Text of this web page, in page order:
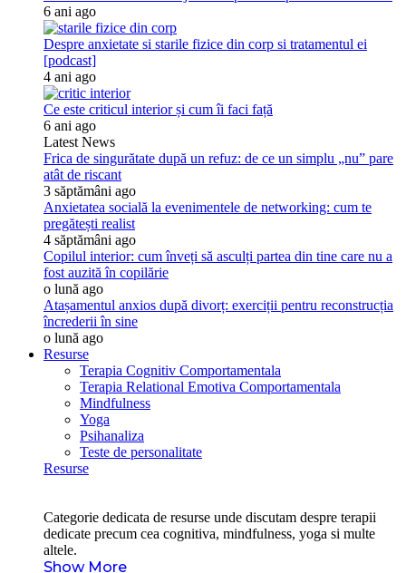
6 ani ago
Despre anxietate si starile fizice din corp si tratamentul ei
[podcast]
4 ani ago
Ce este criticul interior și cum îi faci față
6 ani ago
Latest News
Frica de singurătate după un refuz: de ce un simplu „nu” pare
atât de riscant
3 săptămâni ago
Anxietatea socială la evenimentele de networking: cum te
pregătești realist
4 săptămâni ago
Copilul interior: cum înveți să asculți partea din tine care nu a
fost auzită în copilărie
o lună ago
Atașamentul anxios după divorț: exerciții pentru reconstrucția
încrederii în sine
o lună ago
Resurse
Terapia Cognitiv Comportamentala
Terapia Relational Emotiva Comportamentala
Mindfulness
Yoga
Psihanaliza
Teste de personalitate
Resurse
Categorie dedicata de resurse unde discutam despre terapii
dedicate precum cea cognitiva, mindfulness, yoga si multe
altele.
Show More